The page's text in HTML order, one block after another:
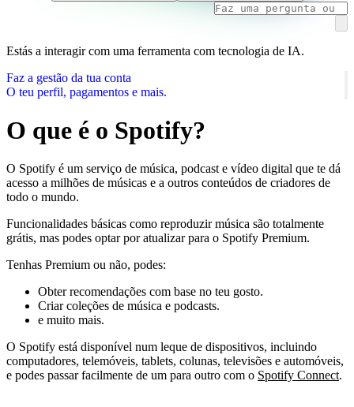
Estás a interagir com uma ferramenta com tecnologia de IA.
Faz a gestão da tua conta
O teu perfil, pagamentos e mais.
O que é o Spotify?
O Spotify é um serviço de música, podcast e vídeo digital que te dá
acesso a milhões de músicas e a outros conteúdos de criadores de
todo o mundo.
Funcionalidades básicas como reproduzir música são totalmente
grátis, mas podes optar por atualizar para o Spotify Premium.
Tenhas Premium ou não, podes:
Obter recomendações com base no teu gosto.
Criar coleções de música e podcasts.
e muito mais.
O Spotify está disponível num leque de dispositivos, incluindo
computadores, telemóveis, tablets, colunas, televisões e automóveis,
e podes passar facilmente de um para outro com o Spotify Connect.